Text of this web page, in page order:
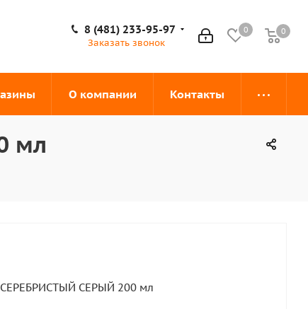
0 0
0
8 (481) 233-95-97
Заказать звонок
О компании Контакты
мл
СЕРЕБРИСТЫЙ СЕРЫЙ 200 мл